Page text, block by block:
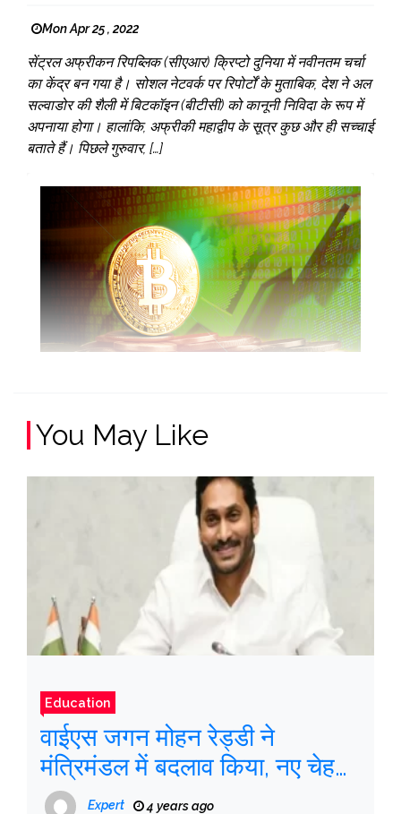
Mon Apr 25 , 2022
सेंट्रल अफ्रीकन रिपब्लिक (सीएआर) क्रिप्टो दुनिया में नवीनतम चर्चा
का केंद्र बन गया है। सोशल नेटवर्क पर रिपोर्टों के मुताबिक, देश ने अल
सल्वाडोर की शैली में बिटकॉइन (बीटीसी) को कानूनी निविदा के रूप में
अपनाया होगा। हालांकि, अफ्रीकी महाद्वीप के सूत्र कुछ और ही सच्चाई
बताते हैं। पिछले गुरुवार, […]
You May Like
Education
वाईएस जगन मोहन रेड्डी ने
मंत्रिमंडल में बदलाव किया, नए चेहरों
को शामिल किया
Expert 4 years ago